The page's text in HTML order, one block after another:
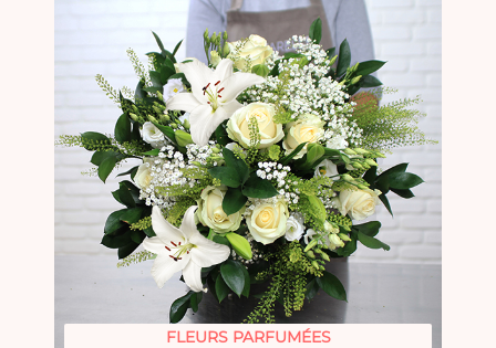
FLEURS PARFUMÉES